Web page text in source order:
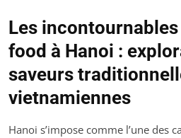
Les
food à Hanoi :
saveurs
vietnamiennes
Hanoi s’impose comme l’une des